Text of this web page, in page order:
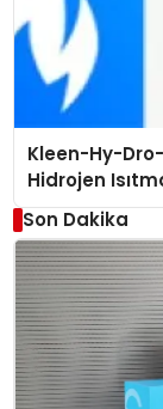
Kleen-Hy-
Hidrojen
Düzenleyici
Son Dakika